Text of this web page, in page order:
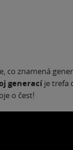
co znamená
generací je trefa
o čest!